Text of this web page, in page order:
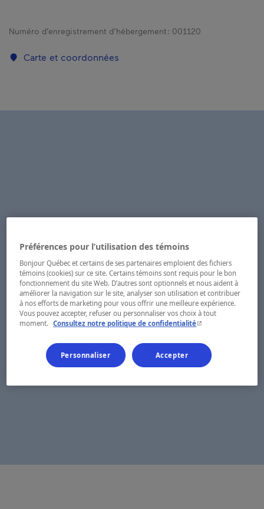
Numéro d’enregistrement d’hébergement : 001120
Carte et coordonnées
Préférences pour l’utilisation des témoins
Bonjour Québec et certains de ses partenaires emploient des fichiers
témoins (cookies) sur ce site. Certains témoins sont requis pour le bon
fonctionnement du site Web. D’autres sont optionnels et nous aident à
améliorer la navigation sur le site, analyser son utilisation et contribuer
à nos efforts de marketing pour vous offrir une meilleure expérience.
Vous pouvez accepter, refuser ou personnaliser vos choix à tout
moment.
Consultez notre politique de confidentialité- Cet hyperlien
Personnaliser Accepter